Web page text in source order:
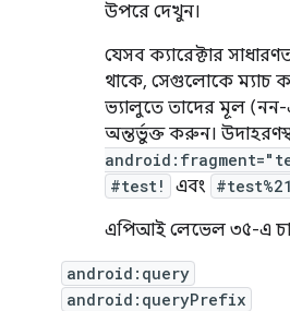
উপরে দেখুন।
যেসব ক্যারেক্টার
থাকে, সেগুলোকে ম্যাচ
ভ্যালুতে তাদের মূল
অন্তর্ভুক্ত করুন।
#test! এবং #test%21
এপিআই লেভেল ৩৫-এ
android:query
android:queryPrefix